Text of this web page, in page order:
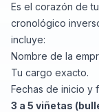
Es el corazón de
cronológico
incluye:
Nombre de la
Tu cargo exacto.
Fechas de inicio y
3 a 5 viñetas